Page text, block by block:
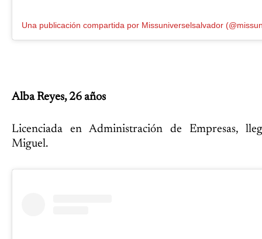
Alba Reyes, 26 años
Licenciada en Administración de Empresas,
Miguel.